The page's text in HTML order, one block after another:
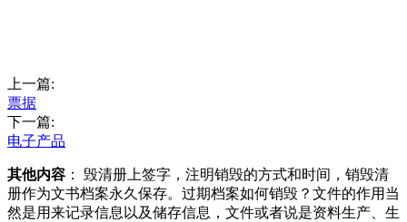
上一篇:
票据
下一篇:
电子产品
其他内容 ： 毁清册上签字，注明销毁的方式和时间，销毁清
册作为文书档案永久保存。过期档案如何销毁？文件的作用当
然是用来记录信息以及储存信息，文件或者说是资料生产、生